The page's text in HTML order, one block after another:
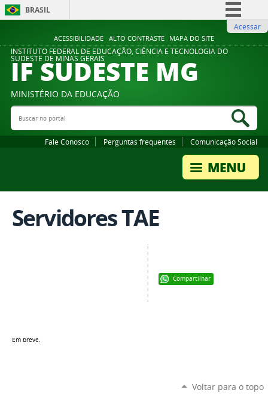
ACESSIBILIDADE ALTO CONTRASTE MAPA DO SITE
BRASIL
Comunica BR
Participe
Legislação
Acessar
INSTITUTO FEDERAL DE EDUCAÇÃO, CIÊNCIA E TECNOLOGIA DO
SUDESTE DE MINAS GERAIS
IF SUDESTE MG
MINISTÉRIO DA EDUCAÇÃO
Buscar no portal
Fale Conosco Perguntas frequentes Comunicação Social
Servidores TAE
Compartilhar
Em breve.
Voltar para o topo